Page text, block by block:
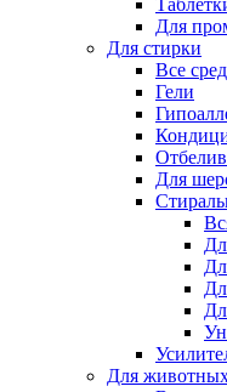
Для
Для стирки
Все
Гели
Для
Для